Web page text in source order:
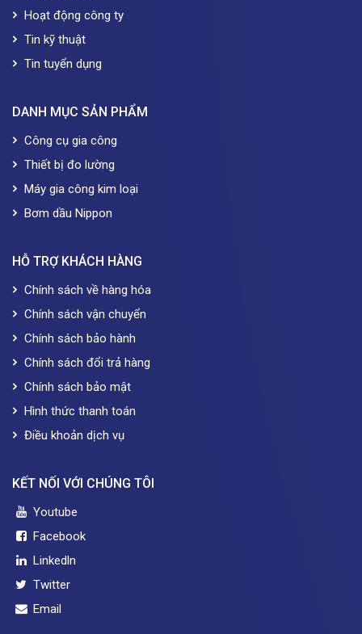
Hoạt động công ty
Tin kỹ thuật
Tin tuyển dụng
DANH MỤC SẢN PHẨM
Công cụ gia công
Thiết bị đo lường
Máy gia công kim loại
Bơm dầu Nippon
HỖ TRỢ KHÁCH HÀNG
Chính sách về hàng hóa
Chính sách vận chuyển
Chính sách bảo hành
Chính sách đổi trả hàng
Chính sách bảo mật
Hình thức thanh toán
Điều khoản dịch vụ
KẾT NỐI VỚI CHÚNG TÔI
Youtube
Facebook
Linkedln
Twitter
Email